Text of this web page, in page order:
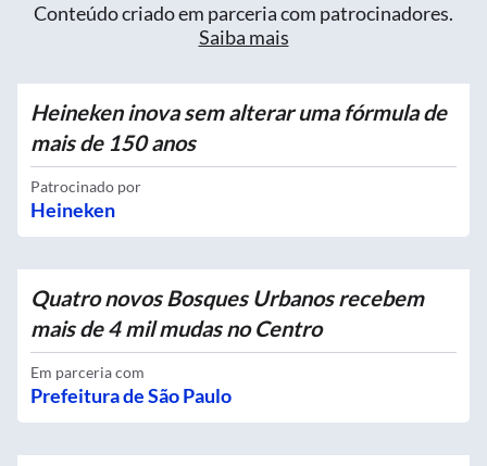
Conteúdo criado em parceria com patrocinadores.
Saiba mais
Heineken inova sem alterar uma fórmula de
mais de 150 anos
Patrocinado por
Heineken
Quatro novos Bosques Urbanos recebem
mais de 4 mil mudas no Centro
Em parceria com
Prefeitura de São Paulo